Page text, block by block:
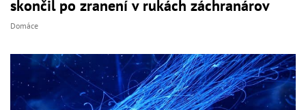
skončil po zranení v rukách záchranárov
Domáce